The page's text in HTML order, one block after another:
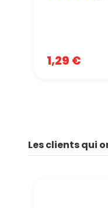
1,29 €
Les clients qui